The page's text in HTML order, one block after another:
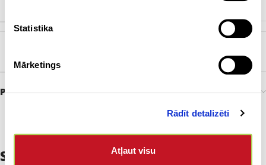
Statistika
Mārketings
Rādīt detalizēti
Atļaut visu
Poliesters
Preces pasūtīšana un piegāde
Saistītie produkti